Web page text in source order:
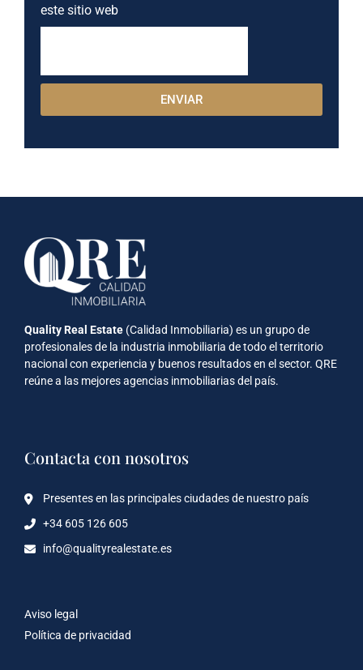
este sitio web
ENVIAR
Quality Real Estate (Calidad Inmobiliaria) es un grupo de
profesionales de la industria inmobiliaria de todo el territorio
nacional con experiencia y buenos resultados en el sector. QRE
reúne a las mejores agencias inmobiliarias del país.
Contacta con nosotros
Presentes en las principales ciudades de nuestro país
+34 605 126 605
info@qualityrealestate.es
Aviso legal
Política de privacidad